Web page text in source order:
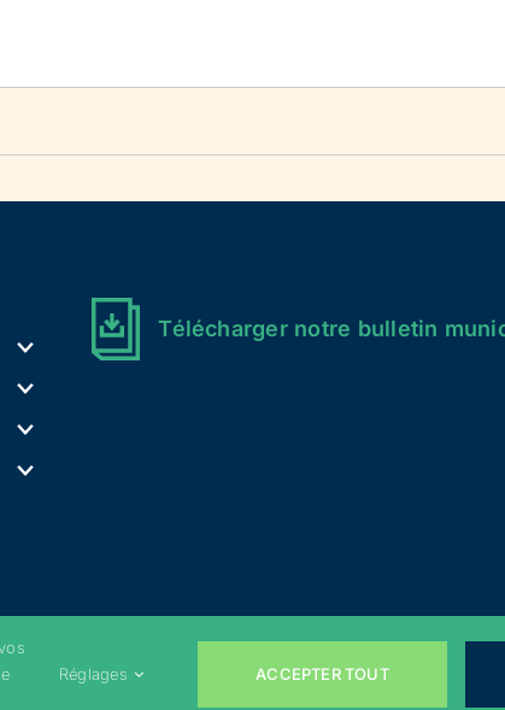
Télécharger notre bulletin
Cookies–Conditions générales
Réglages ACCEPTER TOUT